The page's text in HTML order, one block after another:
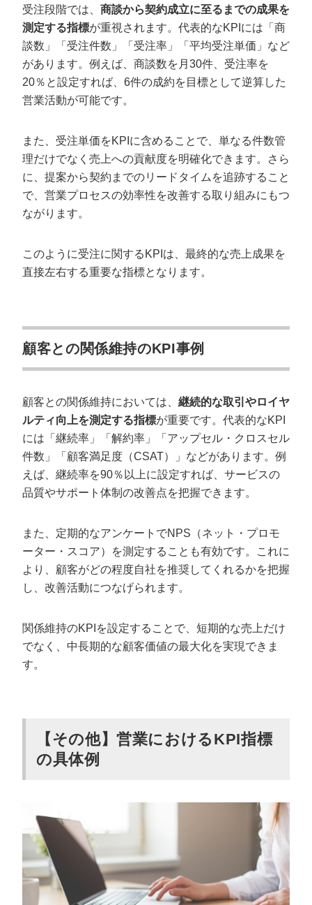
受注段階では、 商談から契約成立に至るまでの成果を
測定する指標が重視されます。代表的なKPIには「商
談数」「受注件数」「受注率」「平均受注単価」など
があります。例えば、商談数を月30件、受注率を
20％と設定すれば、6件の成約を目標として逆算した
営業活動が可能です。
また、受注単価をKPIに含めることで、単なる件数管
理だけでなく売上への貢献度を明確化できます。さら
に、提案から契約までのリードタイムを追跡すること
で、営業プロセスの効率性を改善する取り組みにもつ
ながります。
このように受注に関するKPIは、最終的な売上成果を
直接左右する重要な指標となります。
顧客との関係維持のKPI事例
顧客との関係維持においては、 継続的な取引やロイヤ
ルティ向上を測定する指標が重要です。代表的なKPI
には「継続率」「解約率」「アップセル・クロスセル
件数」「顧客満足度（CSAT）」などがあります。例
えば、継続率を90％以上に設定すれば、サービスの
品質やサポート体制の改善点を把握できます。
また、定期的なアンケートでNPS（ネット・プロモ
ーター・スコア）を測定することも有効です。これに
より、顧客がどの程度自社を推奨してくれるかを把握
し、改善活動につなげられます。
関係維持のKPIを設定することで、短期的な売上だけ
でなく、中長期的な顧客価値の最大化を実現できま
す。
【その他】営業におけるKPI指標
の具体例